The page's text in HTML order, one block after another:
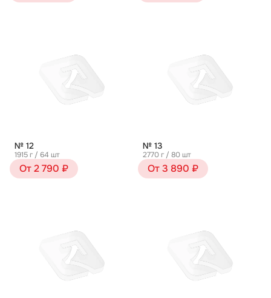
№ 12
1915 г / 64 шт
От 2 790 ₽
№ 13
2770 г / 80 шт
От 3 890 ₽